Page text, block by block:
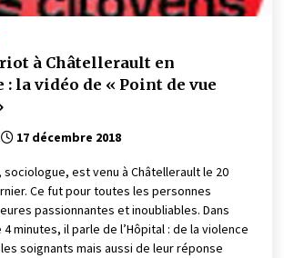
à Châtellerault en
: la vidéo de « Point de vue
17 décembre 2018
sociologue, est venu à Châtellerault le 20
Ce fut pour toutes les personnes
passionnantes et inoubliables. Dans
minutes, il parle de l’Hôpital : de la violence
soignants mais aussi de leur réponse